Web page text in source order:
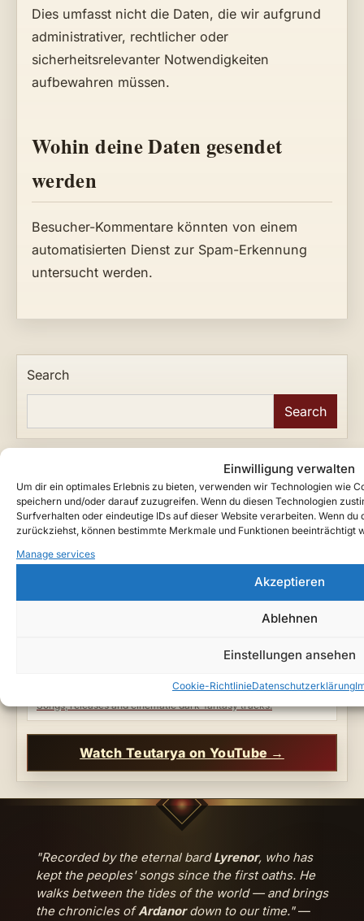
Einwilligung verwalten
Um dir ein optimales Erlebnis zu bieten, verwenden wir Technologien wie
speichern und/oder darauf zuzugreifen. Wenn du diesen Technologien
Surfverhalten oder eindeutige IDs auf dieser Website verarbeiten. Wenn
zurückziehst, können bestimmte Merkmale und Funktionen beeinträchtigt
Manage services
Akzeptieren
Ablehnen
Einstellungen ansehen
Cookie-RichtlinieDatenschutzerklärung
Dies umfasst nicht die Daten, die wir aufgrund
administrativer, rechtlicher oder
sicherheitsrelevanter Notwendigkeiten
aufbewahren müssen.
Wohin deine Daten gesendet
werden
Besucher-Kommentare könnten von einem
automatisierten Dienst zur Spam-Erkennung
untersucht werden.
Search
Search
New to Teutarya? Start with the archive paths below
and follow the songs into the wider myth of Ardanor.
Start Here
Factions, rifts, eras, characters and core terms.
Browse published entries by era and n.d.G. year.
Songs, releases and cinematic dark-fantasy tracks.
Watch Teutarya on YouTube →
"Recorded by the eternal bardLyrenor, who has
kept the peoples' songs since the first oaths. He
walks between the tides of the world — and brings
the chronicles ofArdanordown to our time."—